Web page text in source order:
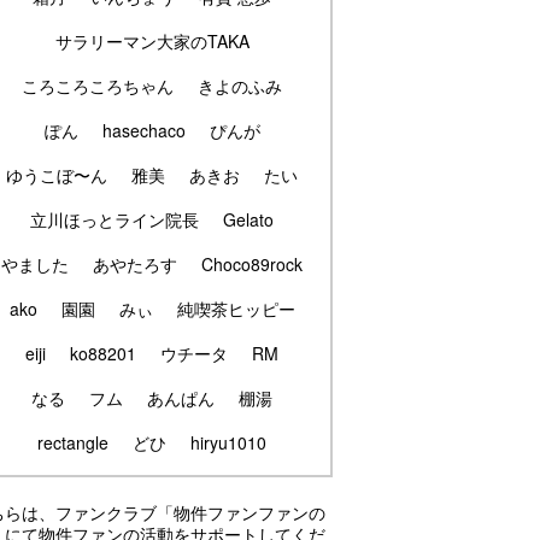
サラリーマン大家のTAKA
ころころころちゃん
きよのふみ
ぽん
hasechaco
ぴんが
ゆうこぼ〜ん
雅美 あきお
たい
立川ほっとライン院長
Gelato
やました
あやたろす
Choco89rock
ako
園園 みぃ
純喫茶ヒッピー
eiji
ko88201 ウチータ
RM
なる
フム あんぱん
棚湯
rectangle
どひ hiryu1010
らは、ファンクラブ「物件ファンファンの
にて物件ファンの活動をサポートしてくだ